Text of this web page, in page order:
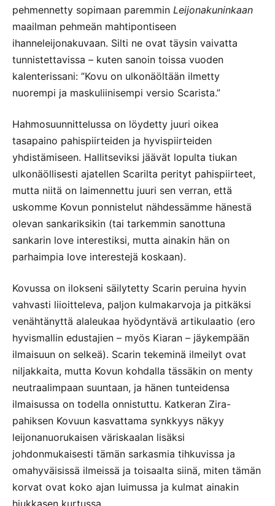
pehmennetty sopimaan paremmin Leijonakuninkaan
maailman pehmeän mahtipontiseen
ihanneleijonakuvaan. Silti ne ovat täysin vaivatta
tunnistettavissa – kuten sanoin toissa vuoden
kalenterissani: ”Kovu on ulkonäöltään ilmetty
nuorempi ja maskuliinisempi versio Scarista.”
Hahmosuunnittelussa on löydetty juuri oikea
tasapaino pahispiirteiden ja hyvispiirteiden
yhdistämiseen. Hallitseviksi jäävät lopulta tiukan
ulkonäöllisesti ajatellen Scarilta perityt pahispiirteet,
mutta niitä on laimennettu juuri sen verran, että
uskomme Kovun ponnistelut nähdessämme hänestä
olevan sankariksikin (tai tarkemmin sanottuna
sankarin love interestiksi, mutta ainakin hän on
parhaimpia love interestejä koskaan).
Kovussa on ilokseni säilytetty Scarin peruina hyvin
vahvasti liioitteleva, paljon kulmakarvoja ja pitkäksi
venähtänyttä alaleukaa hyödyntävä artikulaatio (ero
hyvismallin edustajien – myös Kiaran – jäykempään
ilmaisuun on selkeä). Scarin tekeminä ilmeilyt ovat
niljakkaita, mutta Kovun kohdalla tässäkin on menty
neutraalimpaan suuntaan, ja hänen tunteidensa
ilmaisussa on todella onnistuttu. Katkeran Zira-
pahiksen Kovuun kasvattama synkkyys näkyy
leijonanuorukaisen väriskaalan lisäksi
johdonmukaisesti tämän sarkasmia tihkuvissa ja
omahyväisissä ilmeissä ja toisaalta siinä, miten tämän
korvat ovat koko ajan luimussa ja kulmat ainakin